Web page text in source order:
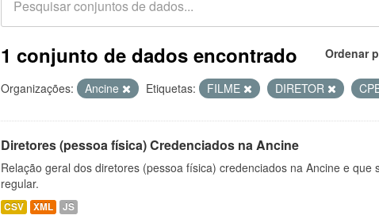
Ordenar
1 conjunto de dados encontrado
Organizações: Ancine Etiquetas: FILME DIRETOR
Diretores (pessoa física) Credenciados na Ancine
Relação geral dos diretores (pessoa física) credenciados na Ancine e que
regular.
CSV XML JS